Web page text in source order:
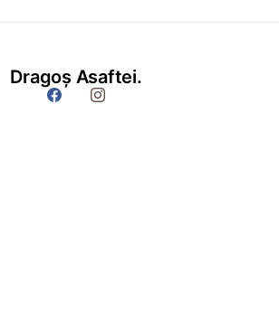
Dragoș Asaftei.